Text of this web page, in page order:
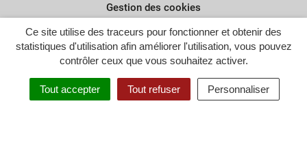
Ce site utilise des traceurs pour fonctionner et obtenir des
statistiques d'utilisation afin améliorer l'utilisation, vous pouvez
contrôler ceux que vous souhaitez activer.
Tout accepter Tout refuser Personnaliser
Gestion des cookies
Plan du site
Politique de confidentialité
Crédits